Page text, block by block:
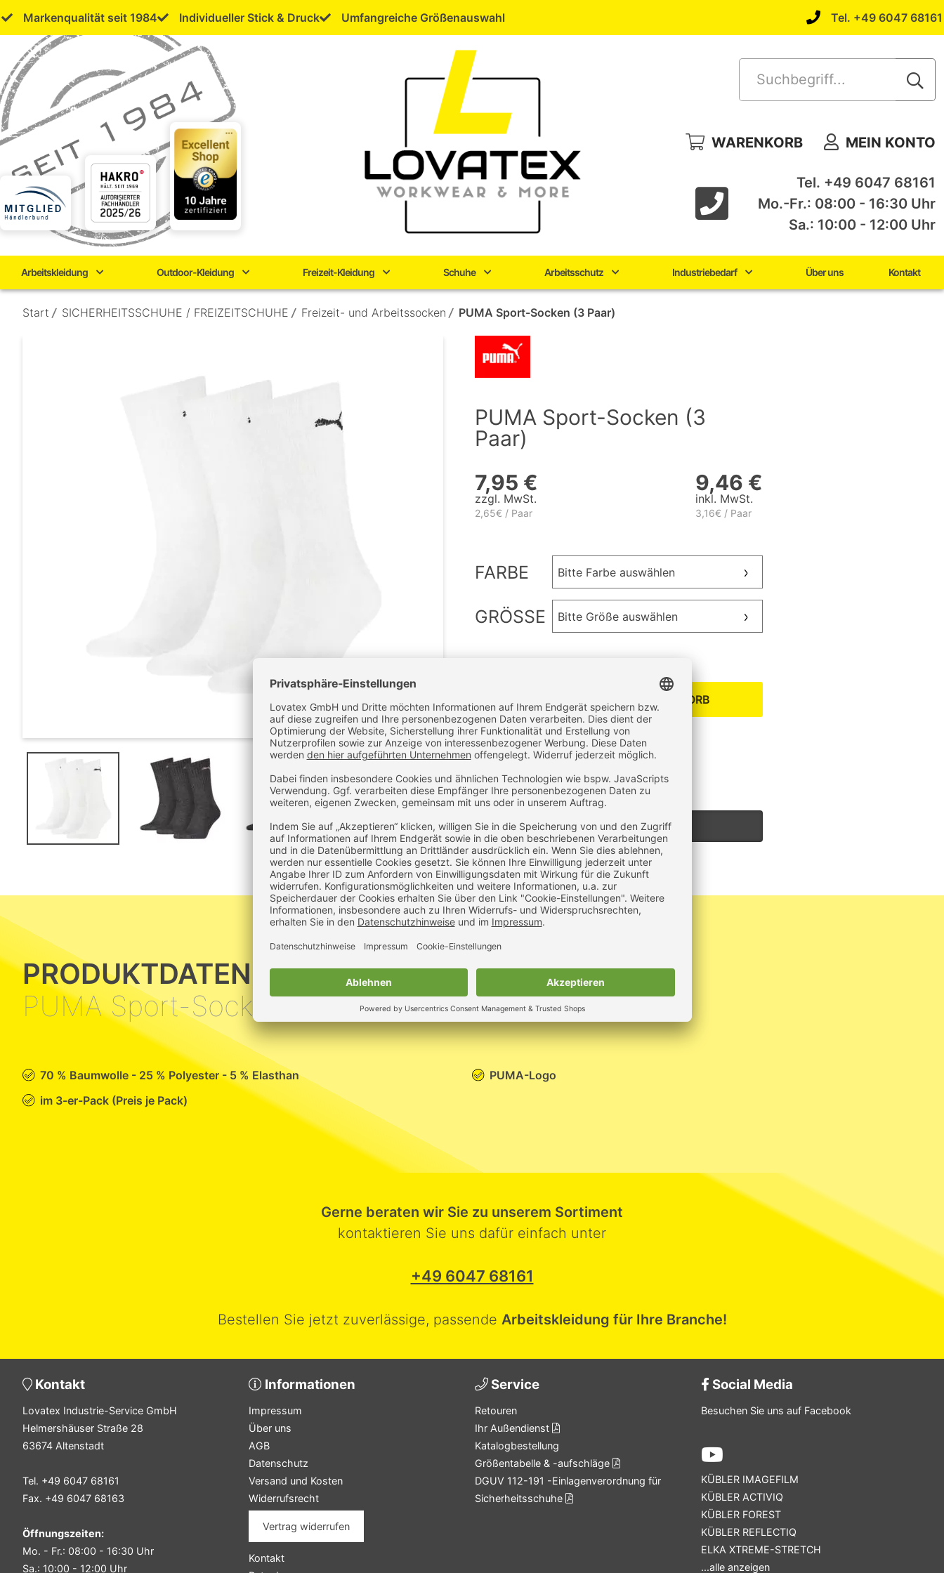
to
content
Markenqualität seit 1984 Individueller Stick & Druck Umfangreiche Größenauswahl Tel. +49 6047 68161
Suchbegriff...
WARENKORB MEIN KONTO
Tel. +49 6047 68161
Mo.-Fr.: 08:00 - 16:30 Uhr
Sa.: 10:00 - 12:00 Uhr
Arbeitskleidung Outdoor-Kleidung Freizeit-Kleidung Schuhe Arbeitsschutz Industriebedarf Über uns Kontakt
Start / SICHERHEITSSCHUHE / FREIZEITSCHUHE / Freizeit- und Arbeitssocken / PUMA Sport-Socken (3 Paar)
PUMA Sport-Socken (3
Paar)
7,95 €
zzgl. MwSt.
2,65€ / Paar
9,46 €
inkl. MwSt.
3,16€ / Paar
FARBE Bitte Farbe auswählen
GRÖSSE Bitte Größe auswählen
IN DEN WARENKORB
Noch Fragen zum Produkt?
PRODUKTDATEN
PUMA Sport-Socken
70 % Baumwolle - 25 % Polyester - 5 % Elasthan
PUMA-Logo
im 3-er-Pack (Preis je Pack)
Gerne beraten wir Sie zu unserem Sortiment
kontaktieren Sie uns dafür einfach unter
+49 6047 68161
Bestellen Sie jetzt zuverlässige, passende Arbeitskleidung für Ihre Branche!
Kontakt
Lovatex Industrie-Service GmbH
Helmershäuser Straße 28
63674 Altenstadt
Tel. +49 6047 68161
Fax. +49 6047 68163
Öffnungszeiten:
Mo. - Fr.: 08:00 - 16:30 Uhr
Sa.: 10:00 - 12:00 Uhr
Informationen
Impressum
Über uns
AGB
Datenschutz
Versand und Kosten
Widerrufsrecht
Vertrag widerrufen
Kontakt
Service
Retouren
Ihr Außendienst
Katalogbestellung
Größentabelle & -aufschläge
DGUV 112-191 -Einlagenverordnung für
Sicherheitsschuhe
Social Media
Besuchen Sie uns auf Facebook
KÜBLER IMAGEFILM
KÜBLER ACTIVIQ
KÜBLER FOREST
KÜBLER REFLECTIQ
ELKA XTREME-STRETCH
...alle anzeigen